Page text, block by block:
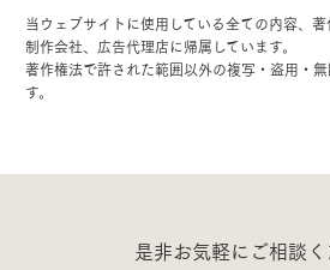
当ウェブサイトに使用している全ての内容、
制作会社、広告代理店に帰属しています。
著作権法で許された範囲以外の複写・盗用・
す。
是非お気軽にご相談く